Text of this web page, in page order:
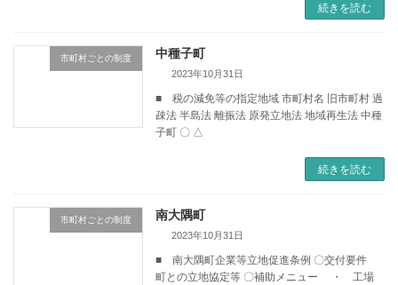
続きを読む
市町村ごとの制度 中種子町
2023年10月31日
■ 税の減免等の指定地域 市町村名 旧市町村 過
疎法 半島法 離振法 原発立地法 地域再生法 中種
子町 〇 △
続きを読む
市町村ごとの制度 南大隅町
2023年10月31日
■ 南大隅町企業等立地促進条例 〇交付要件
町との立地協定等 〇補助メニュー ・ 工場